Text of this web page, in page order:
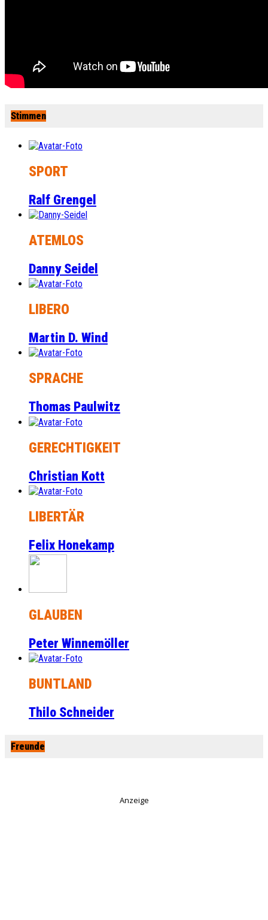
Stimmen
SPORT
Ralf Grengel
ATEMLOS
Danny Seidel
LIBERO
Martin D. Wind
SPRACHE
Thomas Paulwitz
GERECHTIGKEIT
Christian Kott
LIBERTÄR
Felix Honekamp
GLAUBEN
Peter Winnemöller
BUNTLAND
Thilo Schneider
Freunde
Anzeige